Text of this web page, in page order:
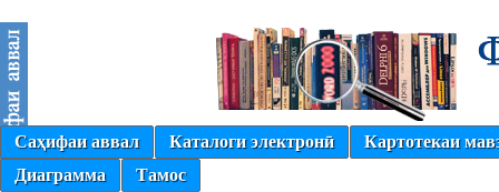
Саҳифаи аввал Каталоги электронӣ
Картотекаи
Диаграмма
Тамос